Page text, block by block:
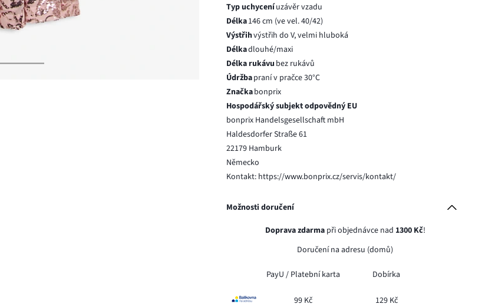
Typ uchyceníuzávěr vzadu
Délka146 cm (ve vel. 40/42)
Výstřihvýstřih do V, velmi hluboká
Délkadlouhé/maxi
Délka rukávu bez rukávů
Údržbapraní v pračce 30°C
Značkabonprix
Hospodářský subjekt odpovědný EU
bonprix Handelsgesellschaft mbH
Haldesdorfer Straße 61
22179 Hamburk
Německo
Kontakt: https://www.bonprix.cz/servis/kontakt/
Možnosti doručení
Doprava zdarmapři objednávce nad 1300 Kč!
Doručení na adresu (domů)
PayU / Platební karta Dobírka
99 Kč 129 Kč